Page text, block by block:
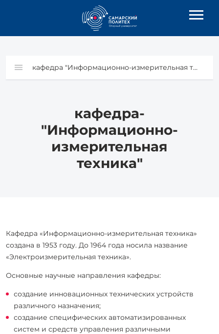
кафедра "Информационно-измерительная техника"
кафедра-
"Информационно-
измерительная
техника"
Кафедра «Информационно-измерительная техника»
создана в 1953 году. До 1964 года носила название
«Электроизмерительная техника».
Основные научные направления кафедры:
создание инновационных технических устройств
различного назначения;
создание специфических автоматизированных
систем и средств управления различными